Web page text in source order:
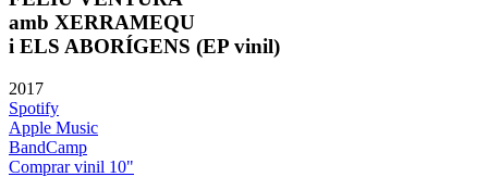
amb XERRAMEQU
i ELS ABORÍGENS (EP vinil)
2017
Spotify
Apple Music
BandCamp
Comprar vinil 10"